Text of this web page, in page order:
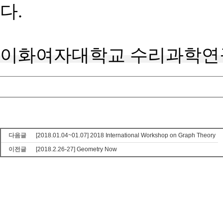
다.
이화여자대학교 수리과학
다음글
[2018.01.04~01.07] 2018 International Workshop on Graph Theory
이전글
[2018.2.26-27] Geometry Now